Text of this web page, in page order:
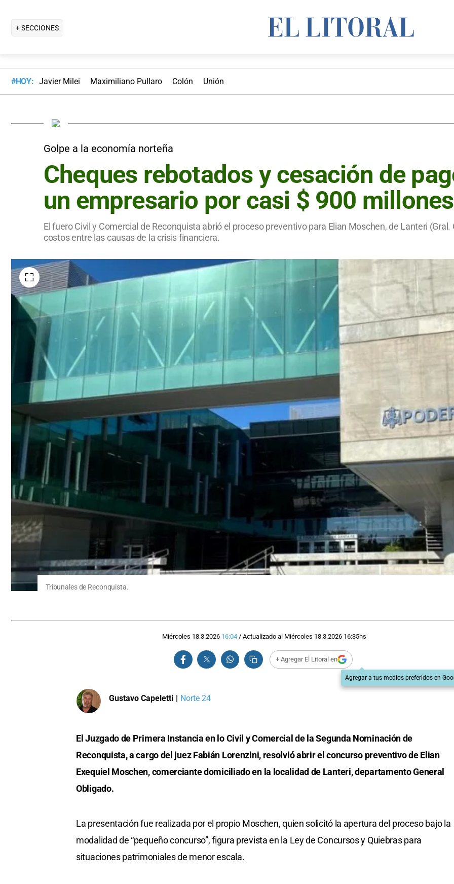
+ SECCIONES
#HOY: Javier Milei Maximiliano Pullaro Colón Unión
Golpe a la economía norteña
Cheques rebotados y cesación de
un empresario por casi $ 900 millones
El fuero Civil y Comercial de Reconquista abrió el proceso preventivo para Elian Moschen, de Lanteri
costos entre las causas de la crisis financiera.
Tribunales de Reconquista.
Miércoles 18.3.2026 16:04/ Actualizado al Miércoles 18.3.2026 16:35hs
+ Agregar El Litoral en
Agregar a tus medios preferidos en
Gustavo Capeletti | Norte 24
El Juzgado de Primera Instancia en lo Civil y Comercial de la Segunda Nominación de
Reconquista, a cargo del juez Fabián Lorenzini, resolvió abrir el concurso preventivo de Elian
Exequiel Moschen, comerciante domiciliado en la localidad de Lanteri, departamento General
Obligado.
La presentación fue realizada por el propio Moschen, quien solicitó la apertura del proceso bajo la
modalidad de “pequeño concurso”, figura prevista en la Ley de Concursos y Quiebras para
situaciones patrimoniales de menor escala.